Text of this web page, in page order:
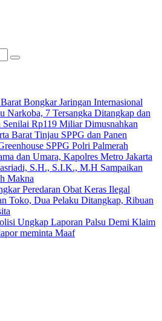
Bongkar Jaringan Internasional
Narkoba, 7 Tersangka Ditangkap dan
Rp119 Miliar Dimusnahkan
Barat Tinjau SPPG dan Panen
SPPG Polri Palmerah
dan Umara, Kapolres Metro Jakarta
S.H., S.I.K., M.H Sampaikan
Makna
Peredaran Obat Keras Ilegal
Toko, Dua Pelaku Ditangkap, Ribuan
Ungkap Laporan Palsu Demi Klaim
meminta Maaf